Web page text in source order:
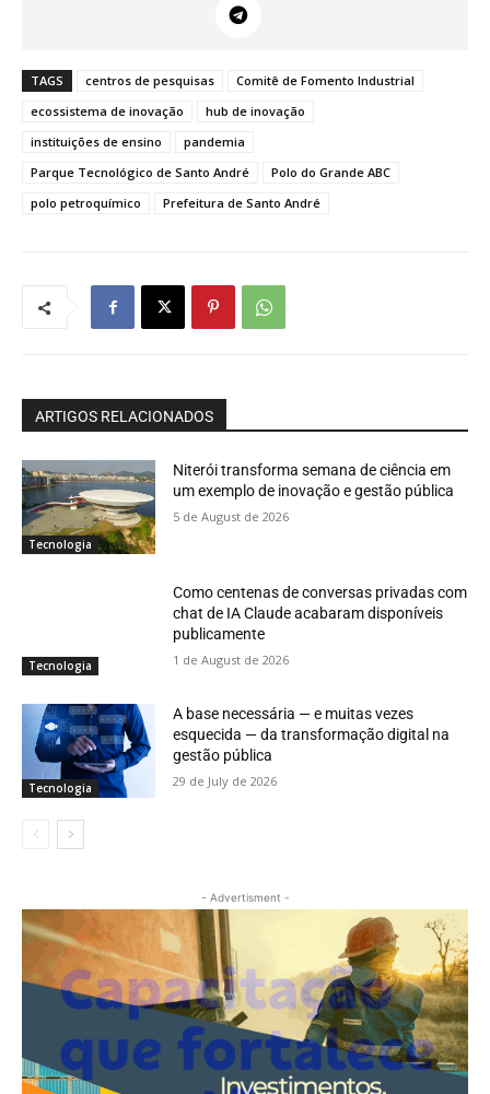
TAGS centros de pesquisas
Comitê de Fomento Industrial
ecossistema de inovação
hub de inovação
instituições de ensino
pandemia
Parque Tecnológico de Santo André
Polo do Grande ABC
polo petroquímico
Prefeitura de Santo André
ARTIGOS RELACIONADOS
Tecnologia
Niterói transforma semana de ciência em
um exemplo de inovação e gestão pública
5 de August de 2026
Tecnologia
Como centenas de conversas privadas com
chat de IA Claude acabaram disponíveis
publicamente
1 de August de 2026
Tecnologia
A base necessária — e muitas vezes
esquecida — da transformação digital na
gestão pública
29 de July de 2026
- Advertisment -